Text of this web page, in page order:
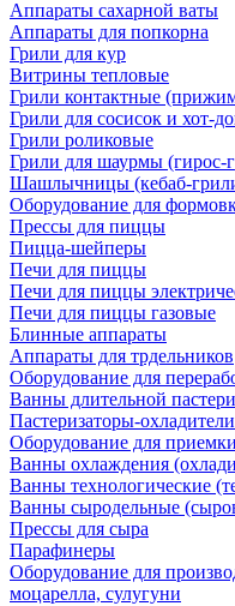
Аппараты сахарной ваты
Аппараты для попкорна
Грили для кур
Витрины тепловые
Грили контактные
Грили для сосисок и хот-
Грили роликовые
Грили для шаурмы (гирос-
Шашлычницы (кебаб-
Оборудование для
Прессы для пиццы
Пицца-шейперы
Печи для пиццы
Печи для пиццы
Печи для пиццы газовые
Блинные аппараты
Аппараты для трдельников
Оборудование для
Ванны длительной
Пастеризаторы-
Оборудование для
Ванны охлаждения
Ванны технологические
Ванны сыродельные
Прессы для сыра
Парафинеры
Оборудование для
моцарелла, сулугуни